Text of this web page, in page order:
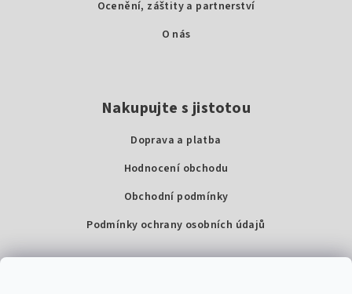
Ocenění, záštity a partnerství
O nás
Nakupujte s jistotou
Doprava a platba
Hodnocení obchodu
Obchodní podmínky
Podmínky ochrany osobních údajů